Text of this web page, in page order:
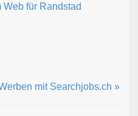
für Randstad
mit Searchjobs.ch »